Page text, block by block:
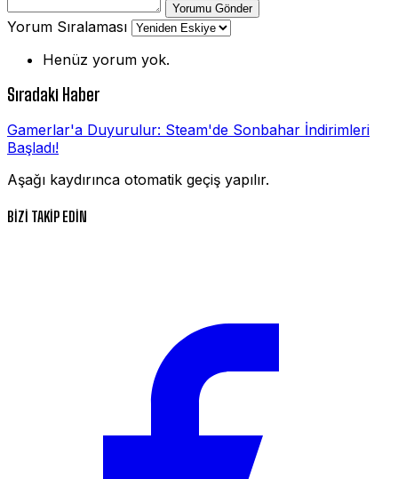
Yorumu Gönder
Yorum Sıralaması
Henüz yorum yok.
Sıradaki Haber
Gamerlar'a Duyurulur: Steam'de Sonbahar İndirimleri
Başladı!
Aşağı kaydırınca otomatik geçiş yapılır.
BİZİ TAKİP EDİN